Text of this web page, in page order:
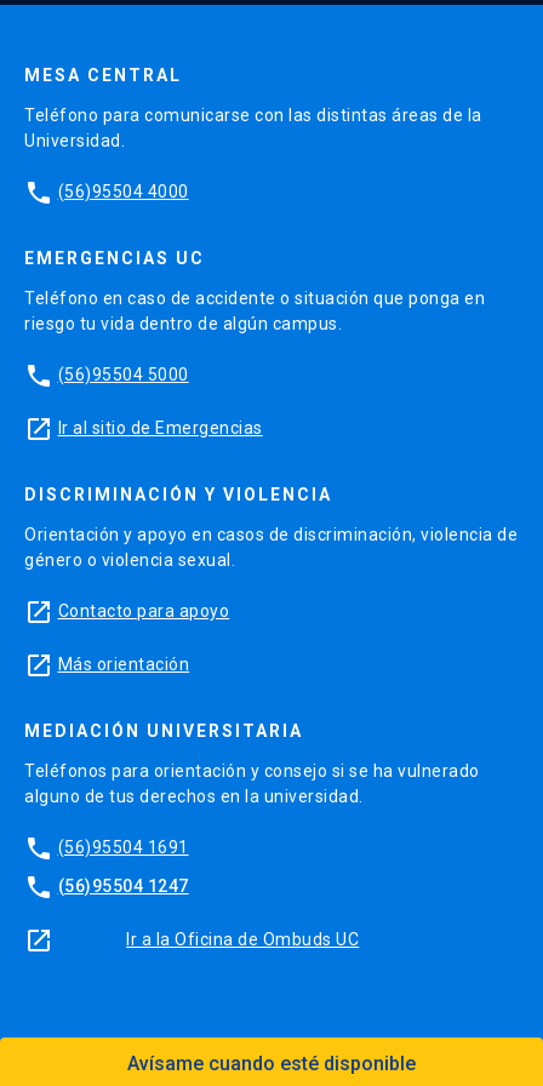
Avísame cuando esté disponible
MESA CENTRAL
Teléfono para comunicarse con las distintas áreas de la
Universidad.
phone (56)95504 4000
EMERGENCIAS UC
Teléfono en caso de accidente o situación que ponga en
riesgo tu vida dentro de algún campus.
phone (56)95504 5000
launch Ir al sitio de Emergencias
DISCRIMINACIÓN Y VIOLENCIA
Orientación y apoyo en casos de discriminación, violencia de
género o violencia sexual.
launch Contacto para apoyo
launch Más orientación
MEDIACIÓN UNIVERSITARIA
Teléfonos para orientación y consejo si se ha vulnerado
alguno de tus derechos en la universidad.
phone (56)95504 1691
phone (56)95504 1247
launch Ir a la Oficina de Ombuds UC